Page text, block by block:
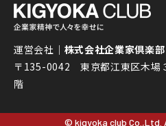
運営会社｜ 株式会社企業家倶楽部
〒135-0042 東京都江東区木場
階
© kigyoka club Co.,Ltd.